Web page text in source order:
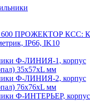
ПРОЖЕКТОР КСС:
IP66, IK10
Ф-ЛИНИЯ-1, корпус
35х57хL мм
Ф-ЛИНИЯ-2, корпус
76х76хL мм
Ф-ИНТЕРЬЕР, корпус